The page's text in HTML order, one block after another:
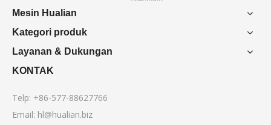
Mesin Hualian
Kategori produk
Layanan & Dukungan
KONTAK
Telp: +86-577-88627766
Email: hl@hualian.biz